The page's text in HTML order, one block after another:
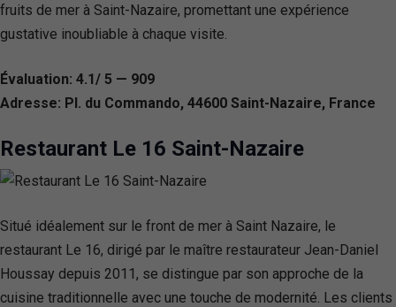
fruits de mer à Saint-Nazaire, promettant une expérience
gustative inoubliable à chaque visite.
Évaluation: 4.1/ 5 — 909
Adresse: Pl. du Commando, 44600 Saint-Nazaire, France
Restaurant Le 16 Saint-Nazaire
Situé idéalement sur le front de mer à Saint Nazaire, le
restaurant Le 16, dirigé par le maître restaurateur Jean-Daniel
Houssay depuis 2011, se distingue par son approche de la
cuisine traditionnelle avec une touche de modernité. Les clients